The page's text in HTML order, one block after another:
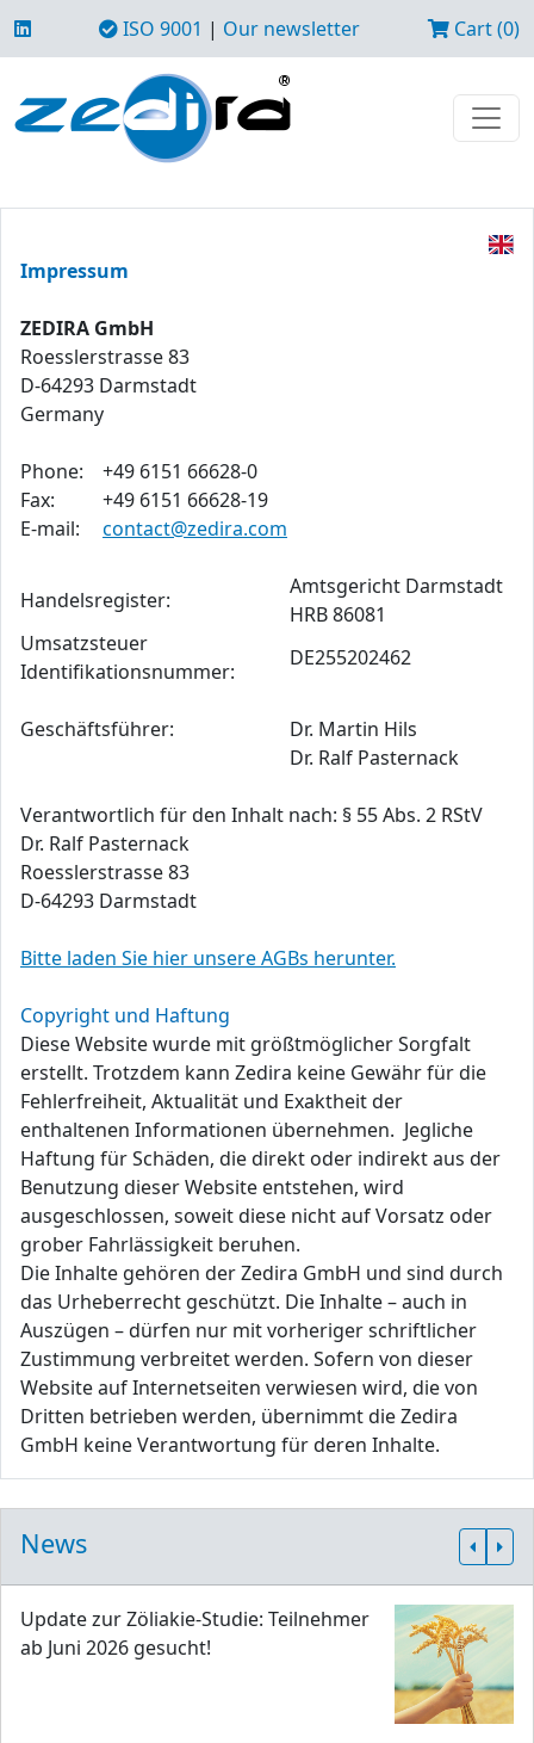
ISO 9001 | Our newsletter Cart (0)
Impressum
ZEDIRA GmbH
Roesslerstrasse 83
D-64293 Darmstadt
Germany
Phone:
+49 6151 66628-0
Fax:
+49 6151 66628-19
E-mail:
contact@zedira.com
Handelsregister:
Amtsgericht Darmstadt
HRB 86081
Umsatzsteuer
Identifikationsnummer:
DE255202462
Geschäftsführer:
Dr. Martin Hils
Dr. Ralf Pasternack
Verantwortlich für den Inhalt nach: § 55 Abs. 2 RStV
Dr. Ralf Pasternack
Roesslerstrasse 83
D-64293 Darmstadt
Bitte laden Sie hier unsere AGBs herunter.
Copyright und Haftung
Diese Website wurde mit größtmöglicher Sorgfalt
erstellt. Trotzdem kann Zedira keine Gewähr für die
Fehlerfreiheit, Aktualität und Exaktheit der
enthaltenen Informationen übernehmen. Jegliche
Haftung für Schäden, die direkt oder indirekt aus der
Benutzung dieser Website entstehen, wird
ausgeschlossen, soweit diese nicht auf Vorsatz oder
grober Fahrlässigkeit beruhen.
Die Inhalte gehören der Zedira GmbH und sind durch
das Urheberrecht geschützt. Die Inhalte – auch in
Auszügen – dürfen nur mit vorheriger schriftlicher
Zustimmung verbreitet werden. Sofern von dieser
Website auf Internetseiten verwiesen wird, die von
Dritten betrieben werden, übernimmt die Zedira
GmbH keine Verantwortung für deren Inhalte.
News
Update zur Zöliakie-Studie: Teilnehmer
ab Juni 2026 gesucht!